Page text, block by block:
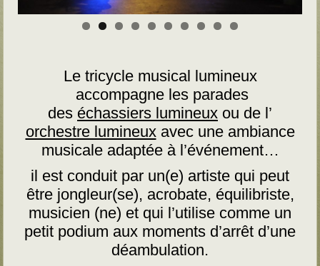
Le tricycle musical lumineux
accompagne les parades
des échassiers lumineux ou de l’
orchestre lumineuxavec une ambiance
musicale adaptée à l’événement…
il est conduit par un(e) artiste qui peut
être jongleur(se), acrobate, équilibriste,
musicien (ne) et qui l’utilise comme un
petit podium aux moments d’arrêt d’une
déambulation.